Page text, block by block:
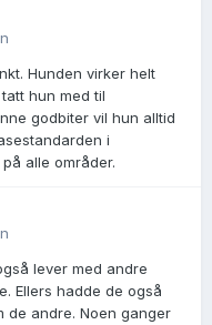
Hunden virker helt
hun med til
godbiter vil hun alltid
i
alle områder.
lever med andre
Ellers hadde de også
de andre. Noen ganger